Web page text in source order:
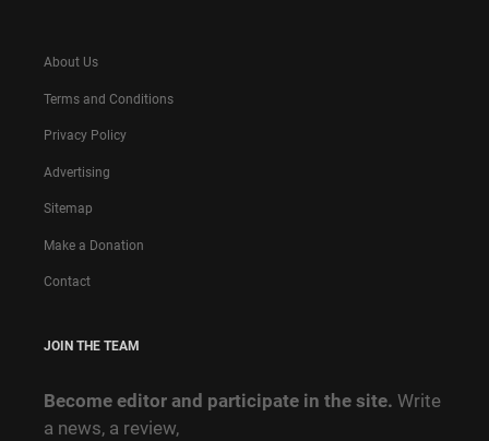
About Us
Terms and Conditions
Privacy Policy
Advertising
Sitemap
Make a Donation
Contact
JOIN THE TEAM
Become editor and participate in the site. Write
a news, a review,